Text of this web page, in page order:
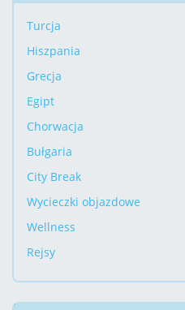
Turcja
Hiszpania
Grecja
Egipt
Chorwacja
Bułgaria
City Break
Wycieczki objazdowe
Wellness
Rejsy